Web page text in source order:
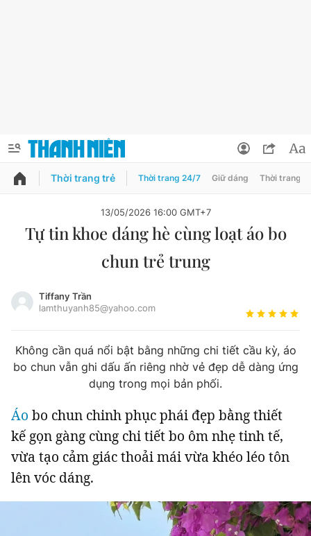
PODCAST QUẢNG CÁO
Chuyên mục khác
Tin thị trường Tin 360
Video Podcasts
Magazine
Thông tin tài khoản
Tin đã lưu
Đăng xuất
Thời trang trẻ Thời trang 24/7 Giữ dáng Thời trang
13/05/2026 16:00 GMT+7
Tự tin khoe dáng hè cùng loạt áo bo
chun trẻ trung
Tiffany Trần
lamthuyanh85@yahoo.com
Không cần quá nổi bật bằng những chi tiết cầu kỳ, áo
bo chun vẫn ghi dấu ấn riêng nhờ vẻ đẹp dễ dàng ứng
dụng trong mọi bản phối.
Áo bo chun chinh phục phái đẹp bằng thiết
kế gọn gàng cùng chi tiết bo ôm nhẹ tinh tế,
vừa tạo cảm giác thoải mái vừa khéo léo tôn
lên vóc dáng.